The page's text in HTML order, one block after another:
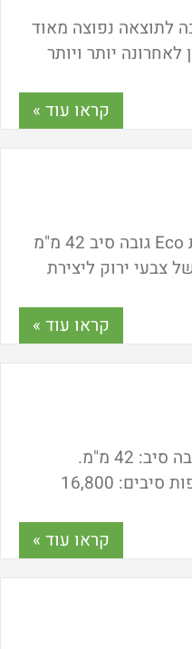
לתוצאה נפוצה מאוד
יותר ויותר
של דשא סינטטי?
הוא זקוק
קראו עוד »
דשא סינטטי עלית של סדרת Eco גובה סיב 42 מ"מ
צבעי ירוק ליצירת
קראו עוד »
דגם: פרש סדרת קלאסיק. גובה סיב: 42 מ"מ.
מבנה: סיב מסולסל דק. צפיפות סיבים: 16,800
רוחב תפר: 8\3קראו עוד »